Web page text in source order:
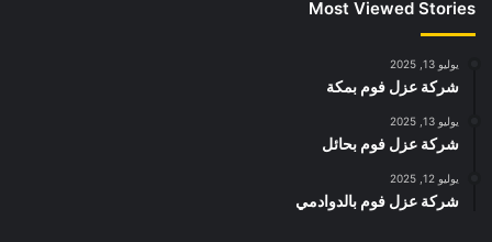
Most Viewed Stories
يوليو 13, 2025
شركة عزل فوم بمكة
يوليو 13, 2025
شركة عزل فوم بحائل
يوليو 12, 2025
شركة عزل فوم بالدوادمي